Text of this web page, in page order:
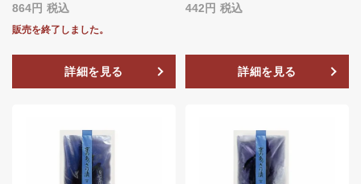
864 税込
販売を終了しました。
詳細を見る
442 税込
詳細を見る